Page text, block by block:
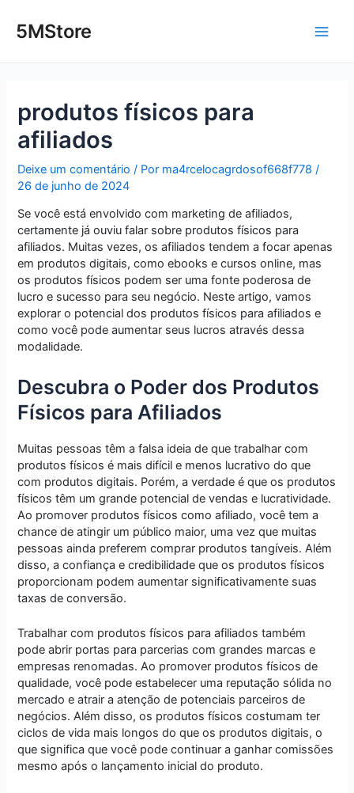
para5MStore
produtos físicos para
afiliados
Deixe um comentário / Por ma4rcelocagrdosof668f778/
26 de junho de 2024
Se você está envolvido com marketing de afiliados,
certamente já ouviu falar sobre produtos físicos para
afiliados. Muitas vezes, os afiliados tendem a focar apenas
em produtos digitais, como ebooks e cursos online, mas
os produtos físicos podem ser uma fonte poderosa de
lucro e sucesso para seu negócio. Neste artigo, vamos
explorar o potencial dos produtos físicos para afiliados e
como você pode aumentar seus lucros através dessa
modalidade.
Descubra o Poder dos Produtos
Físicos para Afiliados
Muitas pessoas têm a falsa ideia de que trabalhar com
produtos físicos é mais difícil e menos lucrativo do que
com produtos digitais. Porém, a verdade é que os produtos
físicos têm um grande potencial de vendas e lucratividade.
Ao promover produtos físicos como afiliado, você tem a
chance de atingir um público maior, uma vez que muitas
pessoas ainda preferem comprar produtos tangíveis. Além
disso, a confiança e credibilidade que os produtos físicos
proporcionam podem aumentar significativamente suas
taxas de conversão.
Trabalhar com produtos físicos para afiliados também
pode abrir portas para parcerias com grandes marcas e
empresas renomadas. Ao promover produtos físicos de
qualidade, você pode estabelecer uma reputação sólida no
mercado e atrair a atenção de potenciais parceiros de
negócios. Além disso, os produtos físicos costumam ter
ciclos de vida mais longos do que os produtos digitais, o
que significa que você pode continuar a ganhar comissões
mesmo após o lançamento inicial do produto.
navigation